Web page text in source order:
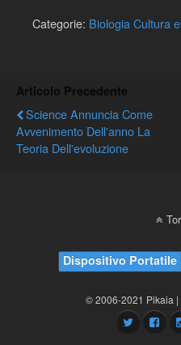
Categorie: Biologia Cultura
Articolo Precedente
Science Annuncia Come
Avvenimento Dell'anno La
Teoria Dell'evoluzione
Dispositivo Portatile
© 2006-2021 Pikaia |